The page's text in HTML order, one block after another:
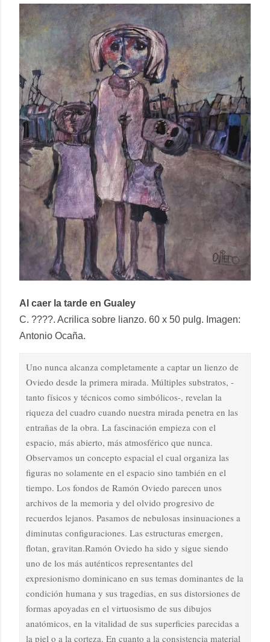
Al caer la tarde en Gualey
C. ????. Acrilica sobre lianzo. 60 x 50 pulg. Imagen:
Antonio Ocaña.
Uno nunca alcanza completamente a captar un lienzo de
Oviedo desde la primera mirada. Múltiples substratos, -
tanto físicos y técnicos como simbólicos-, revelan la
riqueza del cuadro cuando nuestra mirada penetra en las
entrañas de la obra. La fascinación empieza con el
espacio, más abierto, más atmosférico que nunca.
Observamos un concepto espacial el cual organiza las
figuras no solamente en el espacio sino también en el
tiempo. Los fondos de Ramón Oviedo parecen unos
archivos de la memoria y del olvido progresivo de
recuerdos lejanos. Pasamos de nebulosas insinuaciones a
diminutas configuraciones. Las estructuras emergen,
flotan, gravitan.Ramón Oviedo ha sido y sigue siendo
uno de los más auténticos representantes del
expresionismo dominicano en sus temas dominantes de la
condición humana y sus tragedias, en sus distorsiones de
formas apoyadas en el virtuosismo de sus dibujos
anatómicos, en la vitalidad de sus superficies parecidas a
la piel o a la corteza. En cuanto a la consistencia material